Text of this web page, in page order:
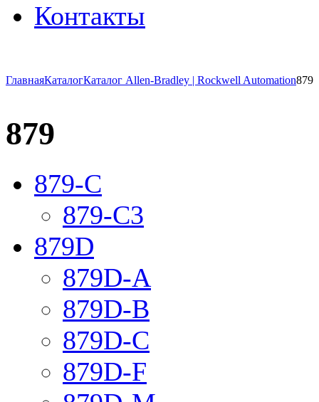
Контакты
ГлавнаяКаталогКаталог Allen-Bradley | Rockwell Automation879
879
879-C
879-C3
879D
879D-A
879D-B
879D-C
879D-F